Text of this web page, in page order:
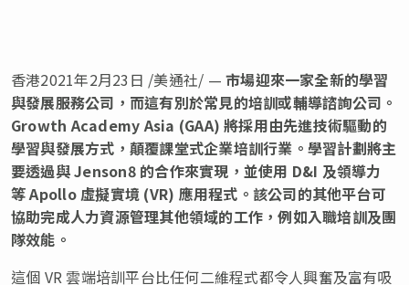
香港2021年2月23日 /美通社/ —市場迎來一家全新的學習
與發展服務公司，而這有別於常見的培訓或輔導諮詢公司。
Growth Academy Asia (GAA)將採用由先進技術驅動的
學習與發展方式，顛覆課堂式企業培訓行業。學習計劃將主
要透過與Jenson8 的合作來實現，並使用 D&I 及領導力
等Apollo虛擬實境 (VR) 應用程式。該公司的其他平台可
協助完成人力資源管理其他領域的工作，例如入職培訓及團
隊效能。
這個 VR 雲端培訓平台比任何二維程式都令人興奮及富有吸